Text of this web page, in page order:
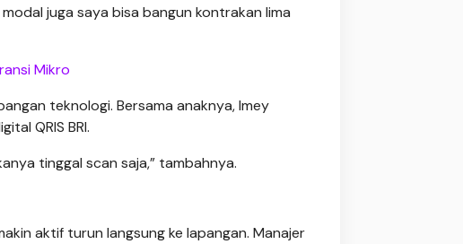
juga saya bisa bangun kontrakan lima
Mikro
teknologi. Bersama anaknya, Imey
QRIS BRI.
tinggal scan saja,” tambahnya.
aktif turun langsung ke lapangan. Manajer